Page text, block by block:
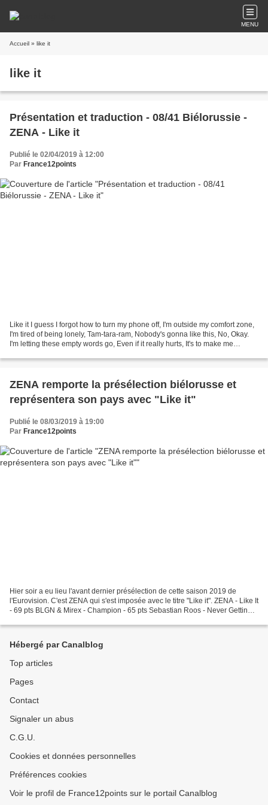
MENU
Accueil » like it
like it
Présentation et traduction - 08/41 Biélorussie -
ZENA - Like it
Publié le 02/04/2019 à 12:00
Par France12points
Like it I guess I forgot how to turn my phone off, I'm outside my comfort zone,
I'm tired of being lonely, Tam-tara-ram, Nobody's gonna like this, No, Okay.
I'm letting these empty words go, Even if it really hurts, It's to make me
ZENA remporte la présélection biélorusse et
représentera son pays avec "Like it"
Publié le 08/03/2019 à 19:00
Par France12points
Hier soir a eu lieu l'avant dernier présélection de cette saison 2019 de
l'Eurovision. C'est ZENA qui s'est imposée avec le titre "Like it". ZENA - Like It
- 69 pts BLGN & Mirex - Champion - 65 pts Sebastian Roos - Never Getting
Hébergé par Canalblog
Top articles
Pages
Contact
Signaler un abus
C.G.U.
Cookies et données personnelles
Préférences cookies
Voir le profil de France12points sur le portail Canalblog